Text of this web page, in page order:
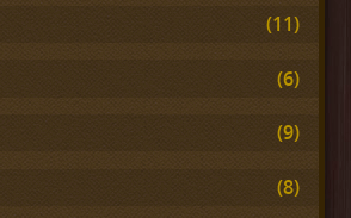
(11)
(6)
(9)
(8)